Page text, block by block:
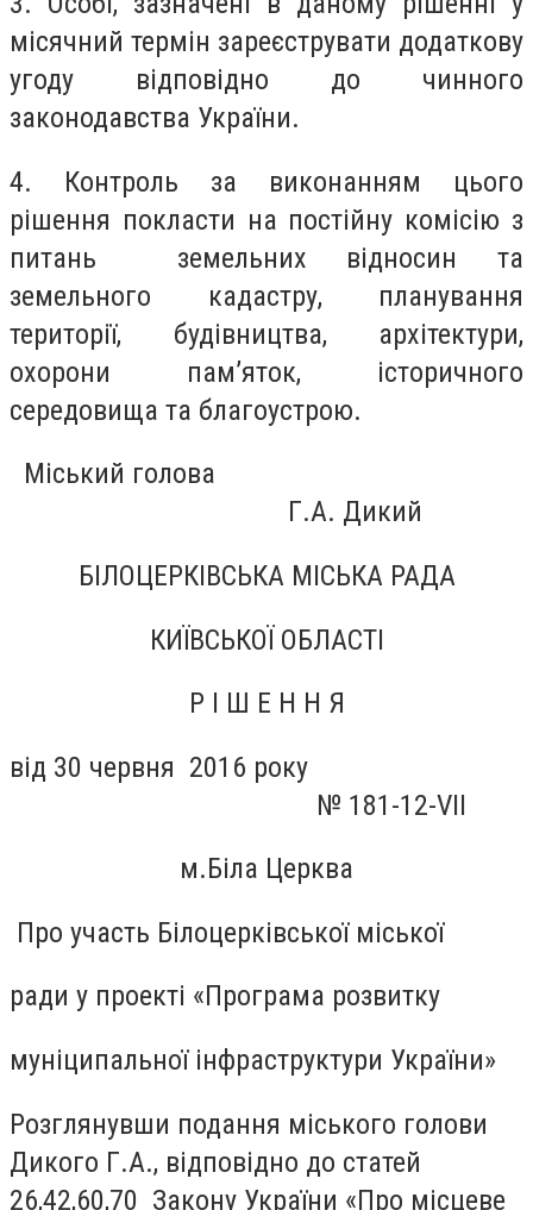
місячний термін зареєструвати додаткову
угоду відповідно до чинного
законодавства України.
4. Контроль за виконанням цього
рішення покласти на постійну комісію з
питань земельних відносин та
земельного кадастру, планування
території, будівництва, архітектури,
охорони пам’яток, історичного
середовища та благоустрою.
Міський голова
Г.А. Дикий
БІЛОЦЕРКІВСЬКА МІСЬКА РАДА
КИЇВСЬКОЇ ОБЛАСТІ
Р І Ш Е Н Н Я
від 30 червня 2016 року
№ 181-12-VII
м.Біла Церква
Про участь Білоцерківської міської
ради у проекті «Програма розвитку
муніципальної інфраструктури України»
Розглянувши подання міського голови
Дикого Г.А., відповідно до статей
26,42,60,70 Закону України «Про місцеве